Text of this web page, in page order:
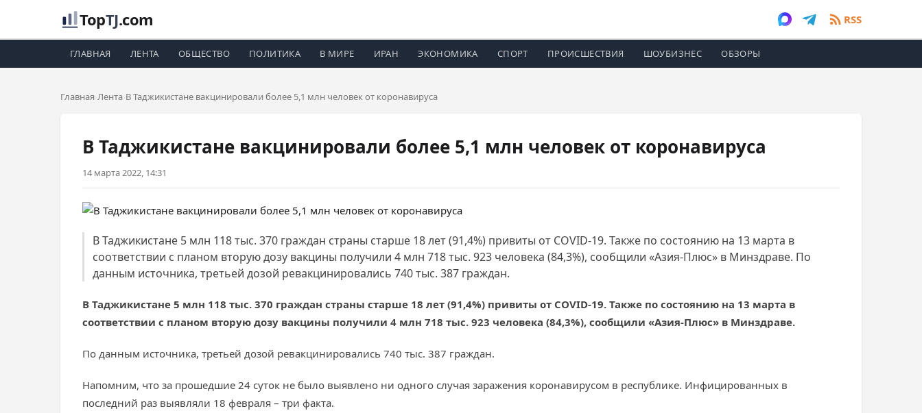
TopTJ.com RSS
ГЛАВНАЯ ЛЕНТА ОБЩЕСТВО ПОЛИТИКА В МИРЕ ИРАН ЭКОНОМИКА СПОРТ ПРОИСШЕСТВИЯ ШОУБИЗНЕС ОБЗОРЫ
Главная Лента В Таджикистане вакцинировали более 5,1 млн человек от коронавируса
В Таджикистане вакцинировали более 5,1 млн человек от коронавируса
14 марта 2022, 14:31
В Таджикистане 5 млн 118 тыс. 370 граждан страны старше 18 лет (91,4%) привиты от COVID-19. Также по состоянию на 13 марта в
соответствии с планом вторую дозу вакцины получили 4 млн 718 тыс. 923 человека (84,3%), сообщили «Азия-Плюс» в Минздраве. По
данным источника, третьей дозой ревакцинировались 740 тыс. 387 граждан.
В Таджикистане 5 млн 118 тыс. 370 граждан страны старше 18 лет (91,4%) привиты от COVID-19. Также по состоянию на 13 марта в
соответствии с планом вторую дозу вакцины получили 4 млн 718 тыс. 923 человека (84,3%), сообщили «Азия-Плюс» в Минздраве.
По данным источника, третьей дозой ревакцинировались 740 тыс. 387 граждан.
Напомним, что за прошедшие 24 суток не было выявлено ни одного случая заражения коронавирусом в республике. Инфицированных в
последний раз выявляли 18 февраля – три факта.